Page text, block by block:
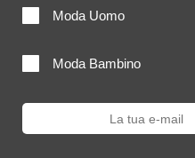
Moda Uomo
Moda Bambino